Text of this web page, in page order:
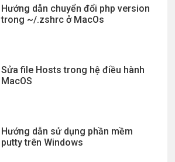
Hướng dẫn chuyển đổi php version
trong ~/.zshrc ở MacOs
Sửa file Hosts trong hệ điều hành
MacOS
Hướng dẫn sử dụng phần mềm
putty trên Windows